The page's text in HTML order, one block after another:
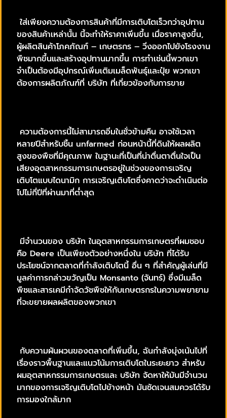
ใส่เพียงความต้องการสินค้าที่มีการเติบโตเร็วกว่าอุปทาน
ของสินค้าเหล่านั้น นี้จะทำให้ราคาเพิ่มขึ้น เมื่อราคาสูงขึ้น,
ผู้ผลิตสินค้าโภคภัณฑ์ – เกษตรกร – วิ่งออกไปยังโรงงาน
พืชมากขึ้นและสร้างอุปทานมากขึ้น การทำเช่นนี้พวกเขา
จำเป็นต้องมีอุปกรณ์เพิ่มเติมเมล็ดพันธุ์และปุ๋ย พวกเขา
ต้องการผลิตภัณฑ์ที่ บริษัท ที่เกี่ยวข้องกับการขาย
ความต้องการนี้ไม่สามารถอิ่มในชั่วข้ามคืน อาจใช้เวลา
หลายปีสำหรับชิ้น unfarmed ก่อนหน้านี้ที่ดินให้ผลผลิต
สูงของพืชที่มีคุณภาพ ในฐานะที่เป็นที่น่าตื่นตาตื่นใจเป็น
เสียงอุตสาหกรรมการเกษตรอยู่ในช่วงของการเจริญ
เติบโตแบบไดนามิก การเจริญเติบโตซึ่งคาดว่าจะดำเนินต่อ
ไปไม่กี่ปีที่ผ่านมาที่ต่ำสุด
มีจำนวนของ บริษัท ในอุตสาหกรรมการเกษตรที่ผมชอบ
คือ Deere เป็นเพียงตัวอย่างหนึ่งใน บริษัท ที่ได้รับ
ประโยชน์จากตลาดที่กำลังเติบโตนี้ อื่น ๆ ที่สำคัญผู้เล่นที่มี
มูลค่าการกล่าวขวัญเป็น Monsanto (จันทร์) ซึ่งมีเมล็ด
พืชและสารเคมีกำจัดวัชพืชให้กับเกษตรกรในความพยายาม
ที่จะขยายผลผลิตของพวกเขา
กับความผันผวนของตลาดที่เพิ่มขึ้น, ฉันกำลังมุ่งเน้นไปที่
เรื่องราวพื้นฐานและแนวโน้มการเติบโตในระยะยาว สำหรับ
ผมอุตสาหกรรมการเกษตรและ บริษัท จัดหาให้มันมีจำนวน
มากของการเจริญเติบโตไปข้างหน้า มันชัดเจนสมควรได้รับ
การมองใกล้มาก